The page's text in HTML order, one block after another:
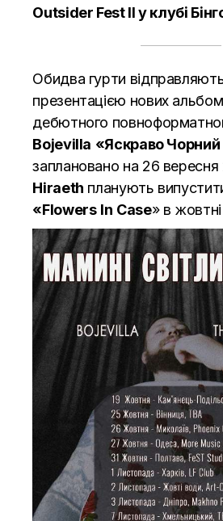
Outsider Fest II у клубі
Обидва гурти
презентацією нових
дебютного
Bojevilla «Яскраво
заплановано на 26 вересня
Hiraeth планують
«Flowers In Case» в